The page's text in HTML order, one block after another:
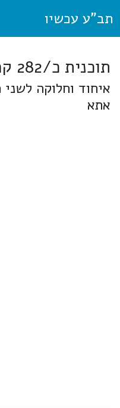
תב"ע עכשיו
תוכנית כ/282 קרית אתא
איחוד וחלוקה
אתא